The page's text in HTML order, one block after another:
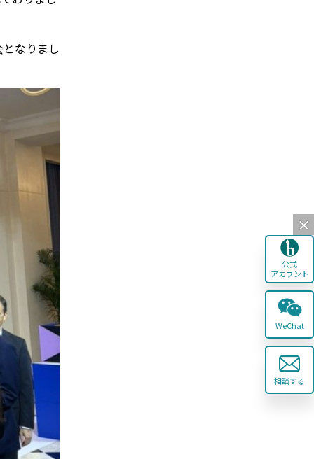
なりまし
公式
アカウント
WeChat
相談する